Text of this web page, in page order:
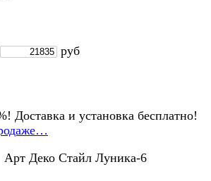
руб
Доставка и установка бесплатно!
Арт Деко Стайл Луника-6